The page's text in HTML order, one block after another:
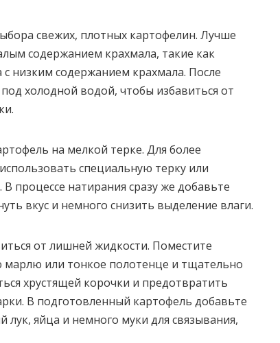
свежих, плотных картофелин. Лучше
содержанием крахмала, такие как
низким содержанием крахмала. После
холодной водой, чтобы избавиться от
на мелкой терке. Для более
специальную терку или
процессе натирания сразу же добавьте
вкус и немного снизить выделение влаги.
от лишней жидкости. Поместите
марлю или тонкое полотенце и тщательно
хрустящей корочки и предотвратить
В подготовленный картофель добавьте
яйца и немного муки для связывания,